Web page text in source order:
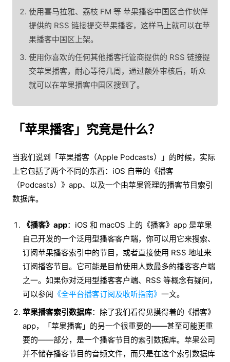
使用喜马拉雅、荔枝 FM 等 苹果播客中国区合作伙伴
提供的 RSS 链接提交苹果播客，这样马上就可以在苹
果播客中国区上架。
使用你喜欢的任何其他播客托管商提供的 RSS 链接提
交苹果播客，耐心等待几周，通过额外审核后，听众
就可以在苹果播客中国区搜到了。
「苹果播客」究竟是什么？
当我们说到「苹果播客（Apple Podcasts）」的时候，实际
上它包括了两个不同的东西：iOS 自带的《播客
（Podcasts）》app、以及一个由苹果管理的播客节目索引
数据库。
《播客》app：iOS 和 macOS 上的《播客》app 是苹果
自己开发的一个泛用型播客客户端，你可以用它来搜索、
订阅苹果播客索引中的节目，或者直接使用 RSS 地址来
订阅播客节目。它可能是目前使用人数最多的播客客户端
之一。如果你对泛用型播客客户端、RSS 等概念有疑问，
可以参阅 《全平台播客订阅及收听指南》 一文。
苹果播客索引数据库：除了我们看得见摸得着的《播客》
app，「苹果播客」的另一个很重要的——甚至可能更重
要的——部分，是一个播客节目的索引数据库。苹果公司
并不储存播客节目的音频文件，而只是在这个索引数据库